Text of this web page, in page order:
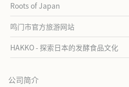
Roots of Japan
鸣门市官方旅游网站
HAKKO - 探索日本的发酵食品文化
公司简介